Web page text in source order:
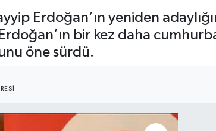
Erdoğan’ın yeniden
bir kez daha
öne sürdü.